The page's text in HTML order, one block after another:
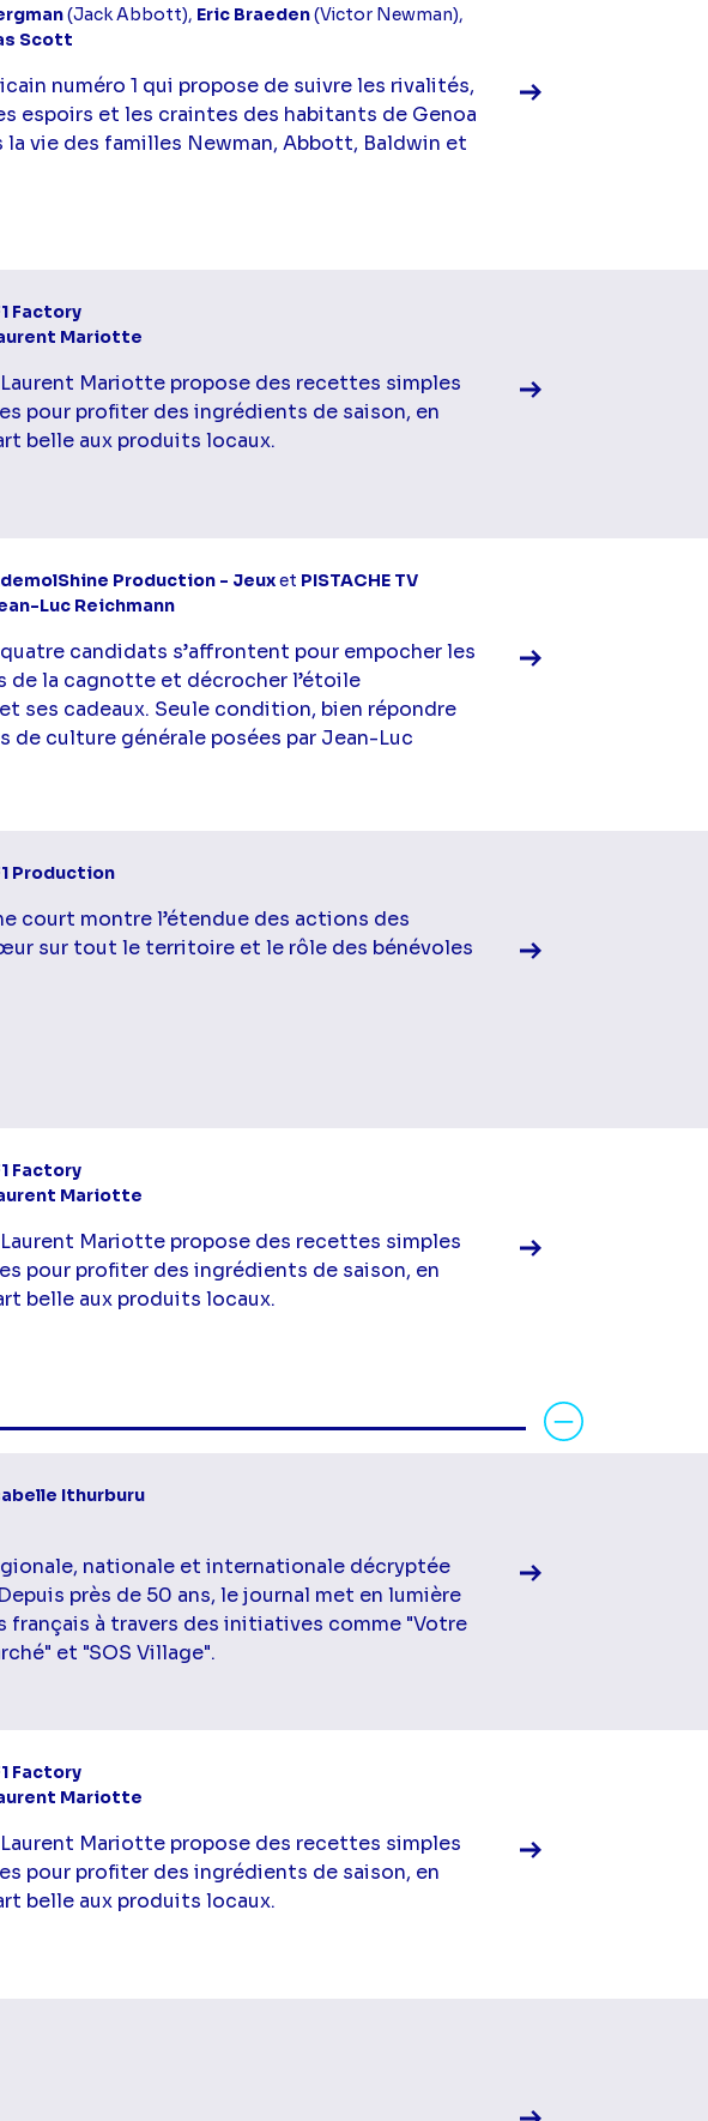
(Jack Abbott), Eric Braeden(Victor Newman),
Scott
numéro 1 qui propose de suivre les rivalités,
espoirs et les craintes des habitants de Genoa
la vie des familles Newman, Abbott, Baldwin et
Factory
Mariotte
Mariotte propose des recettes simples
pour profiter des ingrédients de saison, en
belle aux produits locaux.
Production - Jeuxet PISTACHE TV
Luc Reichmann
candidats s’affrontent pour empocher les
de la cagnotte et décrocher l’étoile
ses cadeaux. Seule condition, bien répondre
de culture générale posées par Jean-Luc
Production
court montre l’étendue des actions des
sur tout le territoire et le rôle des bénévoles
Factory
Mariotte
Mariotte propose des recettes simples
pour profiter des ingrédients de saison, en
belle aux produits locaux.
Ithurburu
nationale et internationale décryptée
près de 50 ans, le journal met en lumière
français à travers des initiatives comme "Votre
et "SOS Village".
Factory
Mariotte
Mariotte propose des recettes simples
pour profiter des ingrédients de saison, en
belle aux produits locaux.